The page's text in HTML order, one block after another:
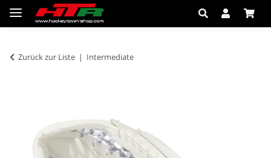
Zurück zur Liste Intermediate